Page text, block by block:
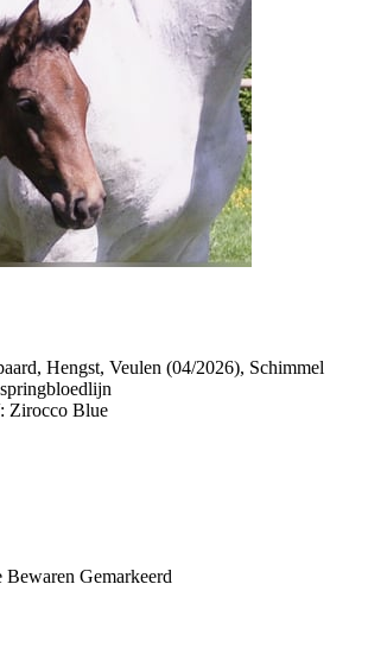
Hengst, Veulen (04/2026), Schimmel
Zirocco Blue
Bewaren Gemarkeerd